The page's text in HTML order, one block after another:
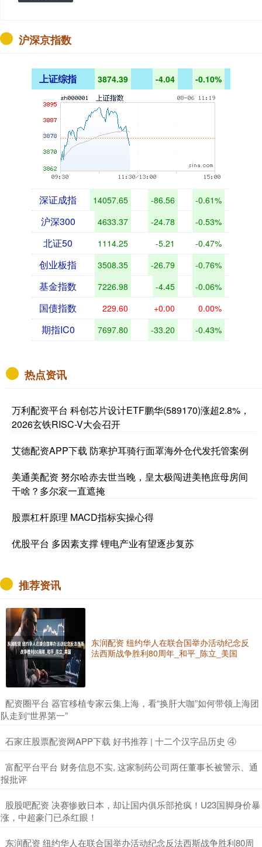
沪深京指数
上证综指 3874.39 -4.04 -0.10%
深证成指 14057.65 -86.56 -0.61%
沪深300 4633.37 -24.78 -0.53%
北证50 1114.25 -5.21 -0.47%
创业板指 3508.35 -26.79 -0.76%
基金指数 7226.98 -4.45 -0.06%
国债指数 229.60 +0.00 0.00%
期指IC0 7697.80 -33.20 -0.43%
热点资讯
万利配资平台 科创芯片设计ETF鹏华(589170)涨超2.8%，
2026玄铁RISC-V大会召开
艾德配资APP下载 防寒护耳骑行面罩海外仓代发托管案例
美通美配资 努尔哈赤去世当晚，皇太极闯进美艳庶母房间
干啥？多尔衮一直遮掩
股票杠杆原理 MACD指标实操心得
优股平台 多因素支撑 锂电产业有望逐步复苏
推荐资讯
东润配资 纽约华人在联合国举办活动纪念反
法西斯战争胜利80周年_和平_陈立_美国
​配资圈平台 器官移植专家云集上海，看“换肝大咖”如何带领上海团
队走到“世界第一”
​石家庄股票配资网APP下载 好书推荐 | 十二个汉字品历史 ④
​富配平台平台 财务信息不实, 这家制药公司两任董事长被警示、通
报批评
​股股吧配资 决赛惨败日本，却让国内俱乐部抢疯！U23国脚身价暴
涨，中超豪门已杀红眼！
​东润配资 纽约华人在联合国举办活动纪念反法西斯战争胜利80周